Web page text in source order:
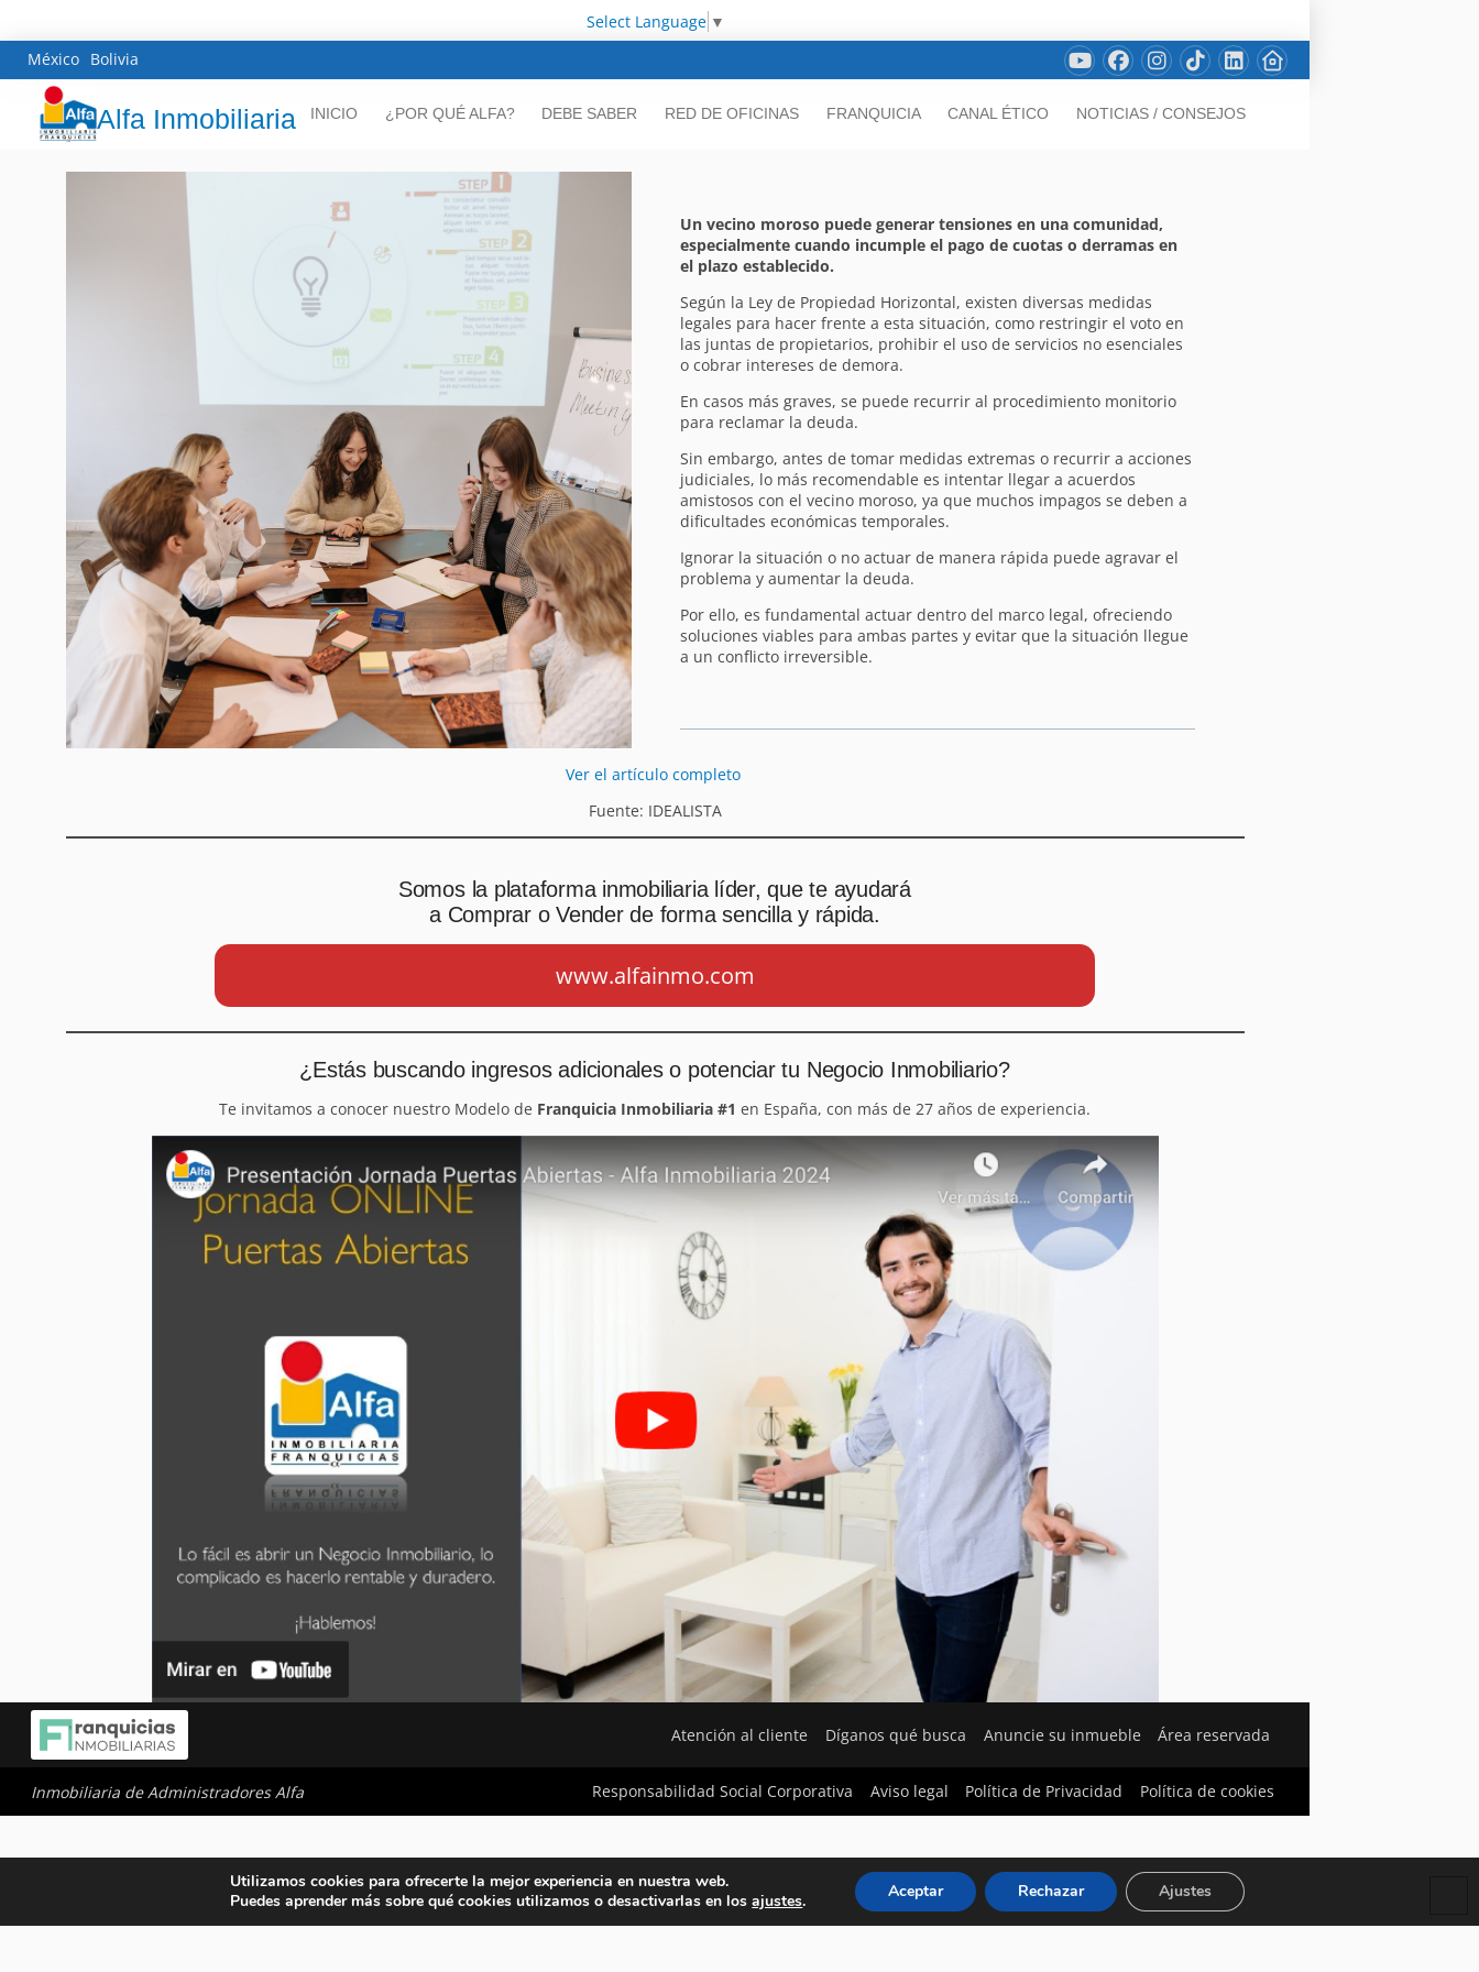
Select Language ▼
México Bolivia
Alfa Inmobiliaria INICIO ¿POR QUÉ ALFA? DEBE SABER RED DE OFICINAS FRANQUICIA CANAL ÉTICO NOTICIAS / CONSEJOS
Un vecino moroso puede generar tensiones en una comunidad,
especialmente cuando incumple el pago de cuotas o derramas en
el plazo establecido.
Según la Ley de Propiedad Horizontal, existen diversas medidas
legales para hacer frente a esta situación, como restringir el voto en
las juntas de propietarios, prohibir el uso de servicios no esenciales
o cobrar intereses de demora.
En casos más graves, se puede recurrir al procedimiento monitorio
para reclamar la deuda.
Sin embargo, antes de tomar medidas extremas o recurrir a acciones
judiciales, lo más recomendable es intentar llegar a acuerdos
amistosos con el vecino moroso, ya que muchos impagos se deben a
dificultades económicas temporales.
Ignorar la situación o no actuar de manera rápida puede agravar el
problema y aumentar la deuda.
Por ello, es fundamental actuar dentro del marco legal, ofreciendo
soluciones viables para ambas partes y evitar que la situación llegue
a un conflicto irreversible.
Ver el artículo completo
Fuente: IDEALISTA
Somos la plataforma inmobiliaria líder, que te ayudará
a Comprar o Vender de forma sencilla y rápida.
www.alfainmo.com
¿Estás buscando ingresos adicionales o potenciar tu Negocio Inmobiliario?
Te invitamos a conocer nuestro Modelo de Franquicia Inmobiliaria #1 en España, con más de 27 años de experiencia.
Atención al cliente Díganos qué busca Anuncie su inmueble Área reservada
Inmobiliaria de Administradores Alfa Responsabilidad Social Corporativa Aviso legal Política de Privacidad Política de cookies
Utilizamos cookies para ofrecerte la mejor experiencia en nuestra web.
Puedes aprender más sobre qué cookies utilizamos o desactivarlas en losajustes. Aceptar Rechazar Ajustes